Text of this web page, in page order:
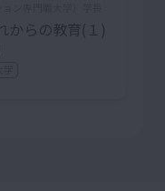
からの教育(１)